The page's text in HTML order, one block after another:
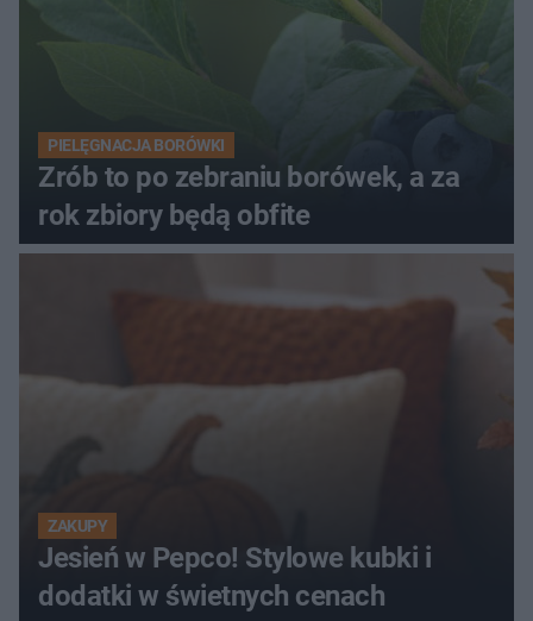
PIELĘGNACJA BORÓWKI
Zrób to po zebraniu borówek, a za
rok zbiory będą obfite
ZAKUPY
Jesień w Pepco! Stylowe kubki i
dodatki w świetnych cenach